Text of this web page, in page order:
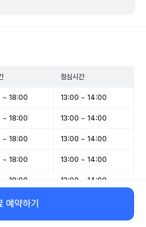
점심시간
18:00 13:00 ~ 14:00
18:00 13:00 ~ 14:00
18:00 13:00 ~ 14:00
18:00 13:00 ~ 14:00
18:00 13:00 ~ 14:00
~ 13:00
-
예약하기